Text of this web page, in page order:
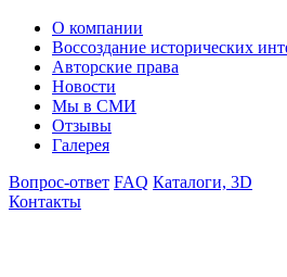
О компании
Воссоздание исторических
Авторские права
Новости
Мы в СМИ
Отзывы
Галерея
Вопрос-ответ FAQ Каталоги, 3D
Контакты